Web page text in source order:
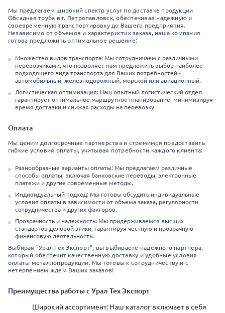
Мы предлагаем широкий спектр услуг по доставке продукции
Обсадная труба в г. Петропавловск, обеспечивая надежную и
своевременную транспортировку до Вашего предприятия.
Независимо от объемов и характеристик заказа, наша компания
готова предложить оптимальное решение:
Множество видов транспорта: Мы сотрудничаем с различными
перевозчиками, что позволяет нам предложить выбор наиболее
подходящего вида транспорта для Ваших потребностей -
автомобильный, железнодорожный, морской или авиационный.
Логистическая оптимизация: Наш опытный логистический отдел
гарантирует оптимальное маршрутное планирование, минимизируя
время доставки и снижая расходы на перевозку.
Оплата
Мы ценим долгосрочные партнерства и стремимся предоставить
гибкие условия оплаты, учитывая потребности каждого клиента:
Разнообразные варианты оплаты: Мы предлагаем различные
способы оплаты, включая банковские переводы, электронные
платежи и другие современные методы.
Индивидуальный подход: Мы готовы обсудить индивидуальные
условия оплаты в зависимости от объема заказа, регулярности
сотрудничества и других факторов.
Прозрачность и надежность: Мы придерживаемся высших
стандартов деловой этики, гарантируя честную и прозрачную
финансовую деятельность.
Выбирая "Урал Тех Экспорт", вы выбираете надежного партнера,
который обеспечит качественную доставку и удобные условия
оплаты металлопродукции. Мы готовы к сотрудничеству и с
нетерпением ждем Ваших заказов!
Преимущества работы с Урал Тех Экспорт
Широкий ассортимент: Наш каталог включает в себя